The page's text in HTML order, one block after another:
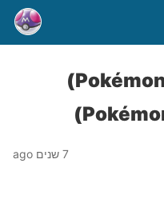
פוקימון חרב (Pokémon Sword)
7 שנים ago